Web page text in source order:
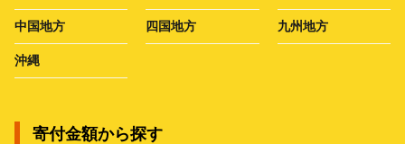
中国地方 四国地方 九州地方
沖縄
寄付金額から探す